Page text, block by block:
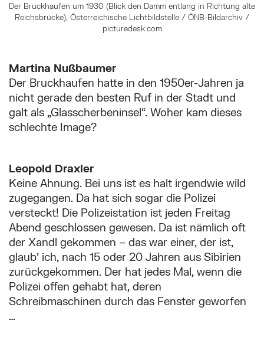
Der Bruckhaufen um 1930 (Blick den Damm entlang in Richtung alte
Reichsbrücke), Österreichische Lichtbildstelle / ÖNB-Bildarchiv /
picturedesk.com
Martina Nußbaumer
Der Bruckhaufen hatte in den 1950er-Jahren ja
nicht gerade den besten Ruf in der Stadt und
galt als „Glasscherbeninsel“. Woher kam dieses
schlechte Image?
Leopold Draxler
Keine Ahnung. Bei uns ist es halt irgendwie wild
zugegangen. Da hat sich sogar die Polizei
versteckt! Die Polizeistation ist jeden Freitag
Abend geschlossen gewesen. Da ist nämlich oft
der Xandl gekommen – das war einer, der ist,
glaub’ ich, nach 15 oder 20 Jahren aus Sibirien
zurückgekommen. Der hat jedes Mal, wenn die
Polizei offen gehabt hat, deren
Schreibmaschinen durch das Fenster geworfen
…